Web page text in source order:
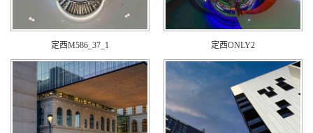
定西M586_37_1 定西ONLY2